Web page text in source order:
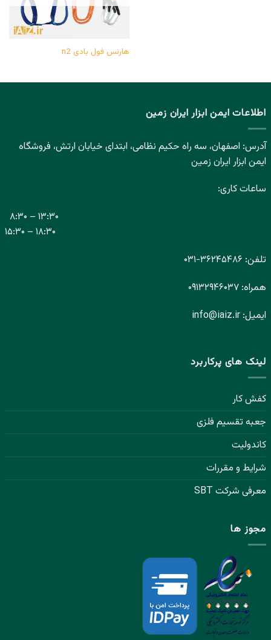
هارنس فول بادی n2
اطلاعات ایمن ابزار ایران زمین
آدرس: اصفهان، سه راه حکیم نظامی، ابتدای خیابان ارتش، فروشگاه
ایمن ابزار ایران زمین
ساعات کاری:
۸:۳۰ – ۱۳:۳۰
۱۵:۳۰ – ۱۸:۳۰
تلفن: ۳۶۲۴۵۴۸۶- ۰۳۱
همراه: ۰۹۱۳۲۹۴۶۰۳۷
ایمیل: info@iaiz.ir
لینک های پرکاربرد
کفش کار
جعبه تقسیم فلزی
کاندولیت
شرایط و مقررات
معرفی شرکت SBT
مجوز ها